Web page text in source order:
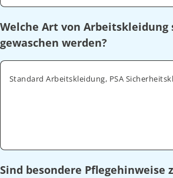
Welche Art von Arbeitskleidung
gewaschen werden?
Sind besondere Pflegehinweise